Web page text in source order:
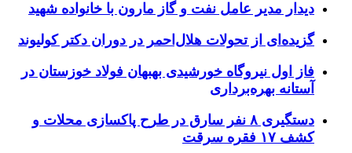
دیدار مدیر عامل نفت و گاز مارون با خانواده شهید
گزیده‌ای از تحولات هلال‌احمر در دوران دکتر کولیوند
فاز اول نیروگاه خورشیدی بهبهان فولاد خوزستان در
آستانه بهره‌برداری
دستگیری ۸ نفر سارق در طرح پاکسازی محلات و
کشف ۱۷ فقره سرقت